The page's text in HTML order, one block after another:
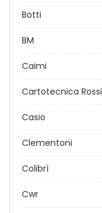
Botti
BM
Caimi
Cartotecnica Rossi
Casio
Clementoni
Colibrì
Cwr